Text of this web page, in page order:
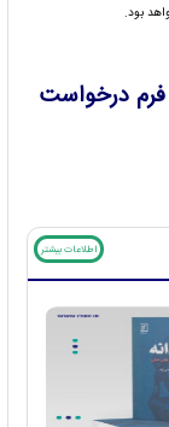
بود.
فرم درخواست
اطلاعات بیشتر